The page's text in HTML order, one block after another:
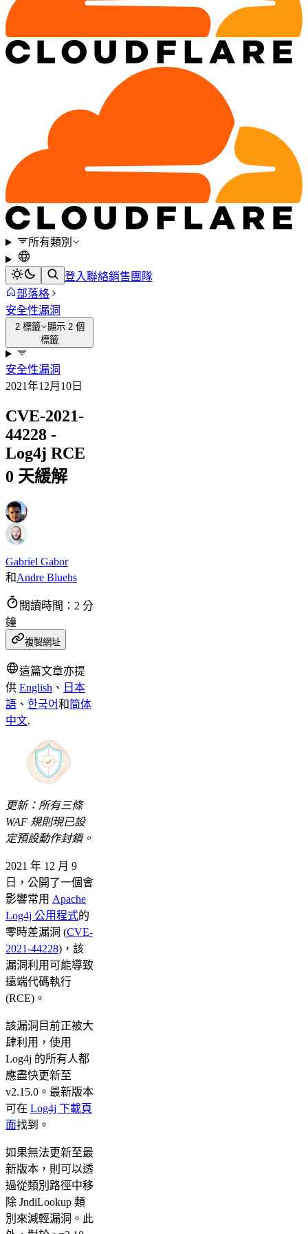
所有類別
登入聯絡銷售團隊
部落格
安全性漏洞
2 標籤
顯示 2 個
標籤
安全性漏洞
2021年12月10日
CVE-2021-
44228 -
Log4j RCE
0 天緩解
Gabriel Gabor
和Andre Bluehs
閱讀時間：2 分
鐘
複製網址
這篇文章亦提
供 English 、 日本
語 、 한국어和简体
中文.
更新：所有三條
WAF 規則現已設
定預設動作封鎖。
2021 年 12 月 9
日，公開了一個會
影響常用 Apache
Log4j 公用程式的
零時差漏洞 (CVE-
2021-44228)，該
漏洞利用可能導致
遠端代碼執行
(RCE)。
該漏洞目前正被大
肆利用，使用
Log4j 的所有人都
應盡快更新至
v2.15.0。最新版本
可在 Log4j 下載頁
面找到。
如果無法更新至最
新版本，則可以透
過從類別路徑中移
除 JndiLookup 類
別來減輕漏洞。此